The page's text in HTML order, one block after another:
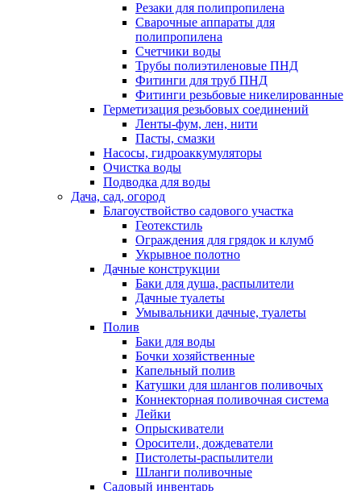
Резаки для полипропилена
Сварочные аппараты для
полипропилена
Счетчики воды
Трубы полиэтиленовые ПНД
Фитинги для труб ПНД
Фитинги резьбовые никелированные
Герметизация резьбовых соединений
Ленты-фум, лен, нити
Пасты, смазки
Насосы, гидроаккумуляторы
Очистка воды
Подводка для воды
Дача, сад, огород
Благоуствойство садового участка
Геотекстиль
Ограждения для грядок и клумб
Укрывное полотно
Дачные конструкции
Баки для душа, распылители
Дачные туалеты
Умывальники дачные, туалеты
Полив
Баки для воды
Бочки хозяйственные
Капельный полив
Катушки для шлангов поливочых
Коннекторная поливочная система
Лейки
Опрыскиватели
Оросители, дождеватели
Пистолеты-распылители
Шланги поливочные
Садовый инвентарь